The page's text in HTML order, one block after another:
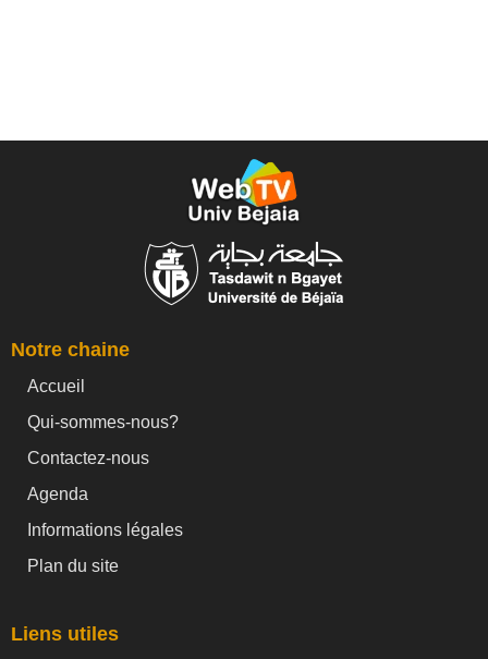
Notre chaine
Accueil
Qui-sommes-nous?
Contactez-nous
Agenda
Informations légales
Plan du site
Liens utiles